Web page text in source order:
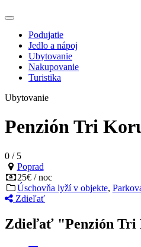
Prepnúť
navigáciuPodujatie
Jedlo a nápoj
Ubytovanie
Nakupovanie
Turistika
Ubytovanie
Penzión Tri
0 /5
Poprad
25€ / noc
Úschovňa lyží v objekte,
Zdieľať
Zdieľať "Penzión Tri